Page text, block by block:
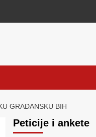
GRAĐANSKU BIH
Peticije i ankete